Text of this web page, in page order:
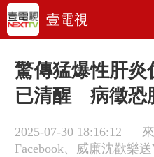
壹電視
驚傳猛爆性肝炎
已清醒 病徵恐
2025-07-30 18:16:12
Facebook、威廉沈歡樂